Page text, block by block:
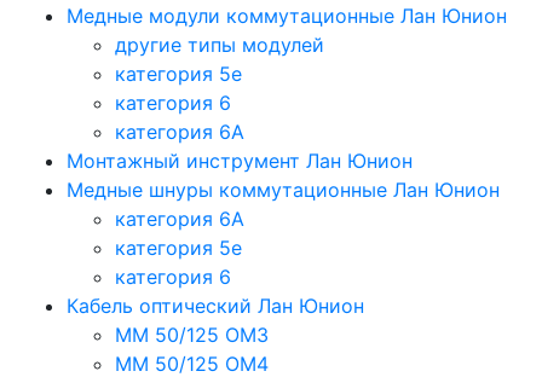
Медные модули коммутационные Лан Юнион
другие типы модулей
категория 5е
категория 6
категория 6A
Монтажный инструмент Лан Юнион
Медные шнуры коммутационные Лан Юнион
категория 6A
категория 5e
категория 6
Кабель оптический Лан Юнион
MM 50/125 OM3
MM 50/125 OM4